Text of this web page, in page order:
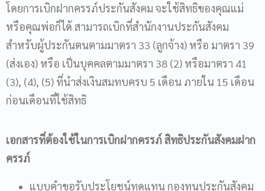
โดยการเบิกฝากครรภ์ประกันสังคม จะใช้สิทธิของคุณแม่
หรือคุณพ่อก็ได้ สามารถเบิกที่สำนักงานประกันสังคม
สำหรับผู้ประกันตนตามมาตรา 33 (ลูกจ้าง) หรือ มาตรา 39
(ส่งเอง) หรือ เป็นบุคคลตามมาตรา 38 (2) หรือมาตรา 41
(3), (4), (5) ที่นำส่งเงินสมทบครบ 5 เดือน ภายใน 15 เดือน
ก่อนเดือนที่ใช้สิทธิ
เอกสารที่ต้องใช้ในการเบิกฝากครรภ์ สิทธิประกันสังคมฝาก
ครรภ์
แบบคำขอรับประโยชน์ทดแทน กองทุนประกันสังคม